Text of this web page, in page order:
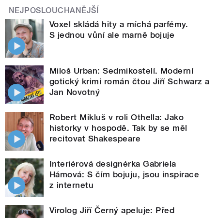
NEJPOSLOUCHANĚJŠÍ
Voxel skládá hity a míchá parfémy.
S jednou vůní ale marně bojuje
Miloš Urban: Sedmikostelí. Moderní
gotický krimi román čtou Jiří Schwarz a
Jan Novotný
Robert Mikluš v roli Othella: Jako
historky v hospodě. Tak by se měl
recitovat Shakespeare
Interiérová designérka Gabriela
Hámová: S čím bojuju, jsou inspirace
z internetu
Virolog Jiří Černý apeluje: Před